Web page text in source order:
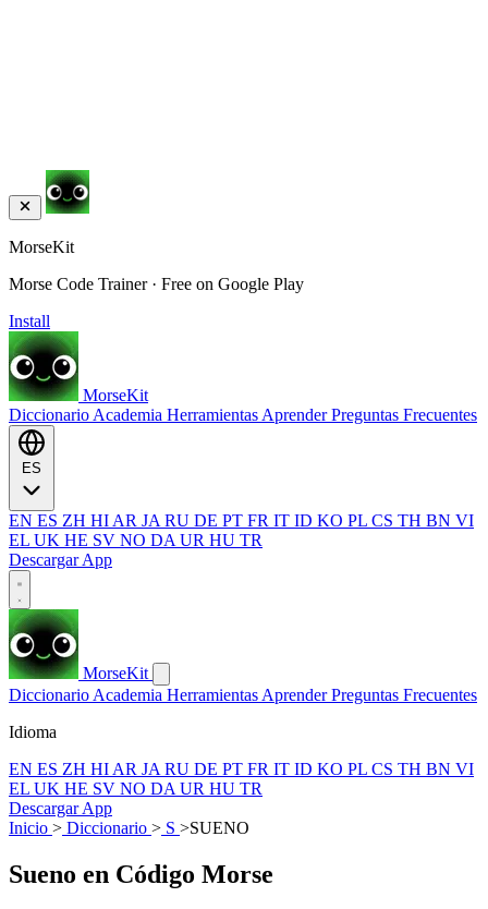
MorseKit
Morse Code Trainer · Free on Google Play
Install
MorseKit
Diccionario Academia Herramientas AprenderPreguntas Frecuentes
EN ES ZH HI AR JA RU DE PT FR IT ID KO PL CS TH BN VI
EL UK HE SV NO DA UR HU TR
Descargar App
MorseKit
Diccionario Academia Herramientas AprenderPreguntas Frecuentes
Idioma
EN ES ZH HI AR JA RU DE PT FR IT ID KO PL CS TH BN VI
EL UK HE SV NO DA UR HU TR
Descargar App
Inicio > Diccionario > S >SUENO
Sueno en Código Morse